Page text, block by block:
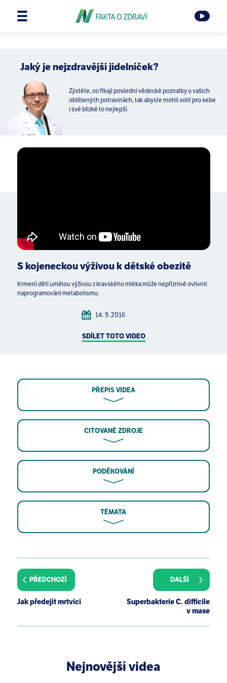
Jaký je nejzdravější jídelníček?
Zjistěte, co říkají poslední vědecké poznatky o vašich
oblíbených potravinách, tak abyste mohli volit pro sebe
i své blízké to nejlepší.
S kojeneckou výživou k dětské obezitě
Krmení dětí umělou výživou z kravského mléka může nepříznivě ovlivnit
naprogramování metabolismu.
14. 9. 2016
SDÍLET TOTO VIDEO
PŘEPIS VIDEA
CITOVANÉ ZDROJE
PODĚKOVÁNÍ
TÉMATA
Am J Hum Biol. 2012 Mar-Apr;24(2):130-8.
B C Melnik, S M John, G Schmitz. Milk is not just food
but most likely a genetic transfection system
activating mTORC1 signaling for postnatal growth.
2012;2012:197653.
PŘEDCHOZÍ
Jak předejít mrtvici
Superbakterie C. difficile
v mase
DALŠÍ
Nejnovější videa